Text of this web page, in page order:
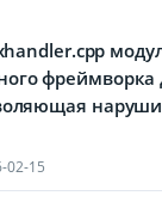
фреймворка
02-15